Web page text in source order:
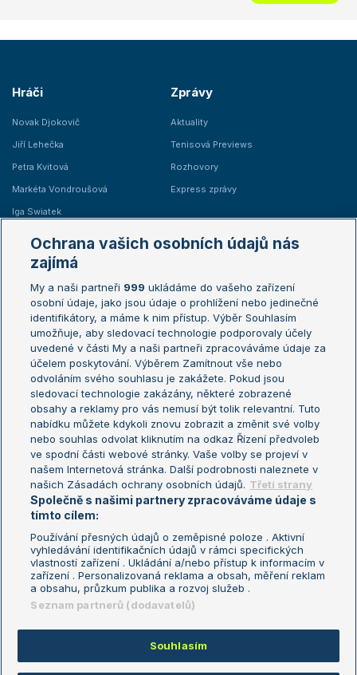
Hráči
Novak Djokovič
Jiří Lehečka
Petra Kvitová
Markéta Vondroušová
Iga Swiatek
Zprávy
Aktuality
Tenisová Previews
Rozhovory
Express zprávy
Žebříčky
Žebříček ATP (muži)
Žebříček WTA (ženy)
Sázkařský žebříček
Australian Open
French Open
Wimbledon
US Open
Turnaj mistrů
Turnaj mistryň
Aktualní trendy
Fotbalové přestupy
Livesport Daily
LS Prague Open
Podmínky užití
Nastavení soukromí
GDPR a žurnalistika
Reklama
Kontakt
Informace o zpracování osobních
údajů
Copyright © 2008-2026 TenisPortal.cz. Využíváme zpravodajství ČTK.
Ochrana vašich osobních údajů nás
zajímá
My a naši partneři 999 ukládáme do vašeho zařízení
osobní údaje, jako jsou údaje o prohlížení nebo jedinečné
identifikátory, a máme k nim přístup. Výběr Souhlasím
umožňuje, aby sledovací technologie podporovaly účely
uvedené v části My a naši partneři zpracováváme údaje za
účelem poskytování. Výběrem Zamítnout vše nebo
odvoláním svého souhlasu je zakážete. Pokud jsou
sledovací technologie zakázány, některé zobrazené
obsahy a reklamy pro vás nemusí být tolik relevantní. Tuto
nabídku můžete kdykoli znovu zobrazit a změnit své volby
nebo souhlas odvolat kliknutím na odkaz Řízení předvoleb
ve spodní části webové stránky. Vaše volby se projeví v
našem Internetová stránka. Další podrobnosti naleznete v
našich Zásadách ochrany osobních údajů. Třetí strany
Společně s našimi partnery zpracováváme údaje s
tímto cílem:
Používání přesných údajů o zeměpisné poloze . Aktivní
vyhledávání identifikačních údajů v rámci specifických
vlastností zařízení . Ukládání a/nebo přístup k informacím v
zařízení . Personalizovaná reklama a obsah, měření reklam
a obsahu, průzkum publika a rozvoj služeb .
Seznam partnerů (dodavatelů)
Souhlasím